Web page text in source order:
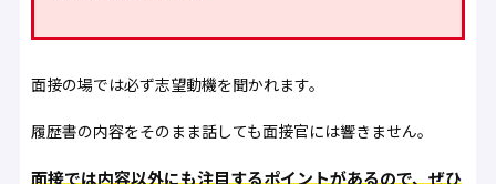
面接の場では必ず志望動機を聞かれます。
履歴書の内容をそのまま話しても面接官には響きません。
面接では内容以外にも注目するポイントがあるので、ぜひ